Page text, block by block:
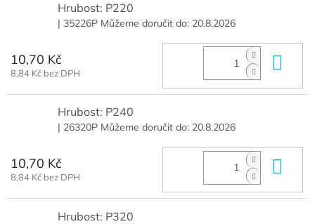
Hrubost: P220
| 35226P Můžeme doručit do: 20.8.2026
10,70 Kč
8,84 Kč bez DPH
Hrubost: P240
| 26320P Můžeme doručit do: 20.8.2026
10,70 Kč
8,84 Kč bez DPH
Hrubost: P320